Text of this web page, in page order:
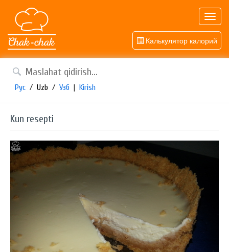
Калькулятор калорий
Рус / Uzb / Узб | Kirish
Kun resepti